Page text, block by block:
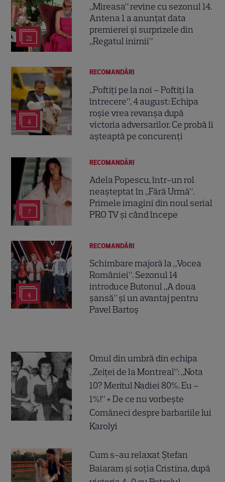
21
„Mireasa” revine cu sezonul 14.
Antena 1 a anunțat data
premierei și surprizele din
„Regatul inimii”
4
RECOMANDĂRI
„Poftiți pe la noi – Poftiți la
întrecere”, 4 august: Echipa
roșie vrea revanșa după
victoria adversarilor. Ce probă îi
așteaptă pe concurenți
7
RECOMANDĂRI
Adela Popescu, într-un rol
neașteptat în „Fără Urmă”.
Primele imagini din noul serial
PRO TV și când începe
4
RECOMANDĂRI
Schimbare majoră la „Vocea
României”. Sezonul 14
introduce Butonul „A doua
șansă” și un avantaj pentru
Pavel Bartoș
Omul din umbră din echipa
„Zeiței de la Montreal”: „Nota
10? Meritul Nadiei 80%. Eu –
1%!” + De ce nu vorbește
Comăneci despre barbariile lui
Karolyi
Cum s-au relaxat Ștefan
Baiaram și soția Cristina, după